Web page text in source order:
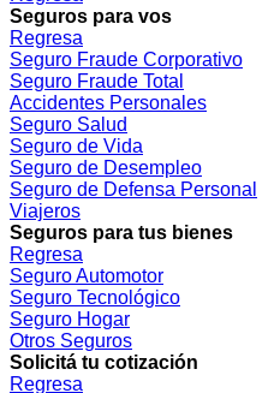
Seguros para vos
Regresa
Seguro Fraude Corporativo
Seguro Fraude Total
Accidentes Personales
Seguro Salud
Seguro de Vida
Seguro de Desempleo
Seguro de Defensa Personal
Viajeros
Seguros para tus bienes
Regresa
Seguro Automotor
Seguro Tecnológico
Seguro Hogar
Otros Seguros
Solicitá tu cotización
Regresa